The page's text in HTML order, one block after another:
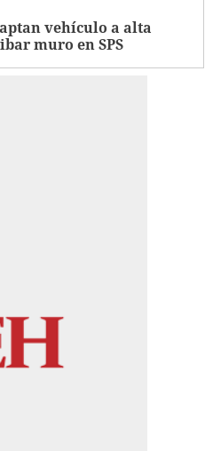
vehículo a alta
muro en SPS